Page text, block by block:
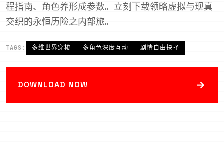
程指南、角色养形成参数。立刻下载领略虚拟与现真
交织的永恒历险之内部旅。
TAGS: 多维世界穿梭 多角色深度互动 剧情自由抉择
DOWNLOAD NOW →